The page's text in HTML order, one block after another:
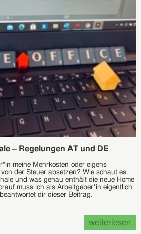
– Regelungen AT und DE
meine Mehrkosten oder eigens
der Steuer absetzen? Wie schaut es
und was genau enthält die neue Home
muss ich als Arbeitgeber*in eigentlich
dir dieser Beitrag.
weiterlesen